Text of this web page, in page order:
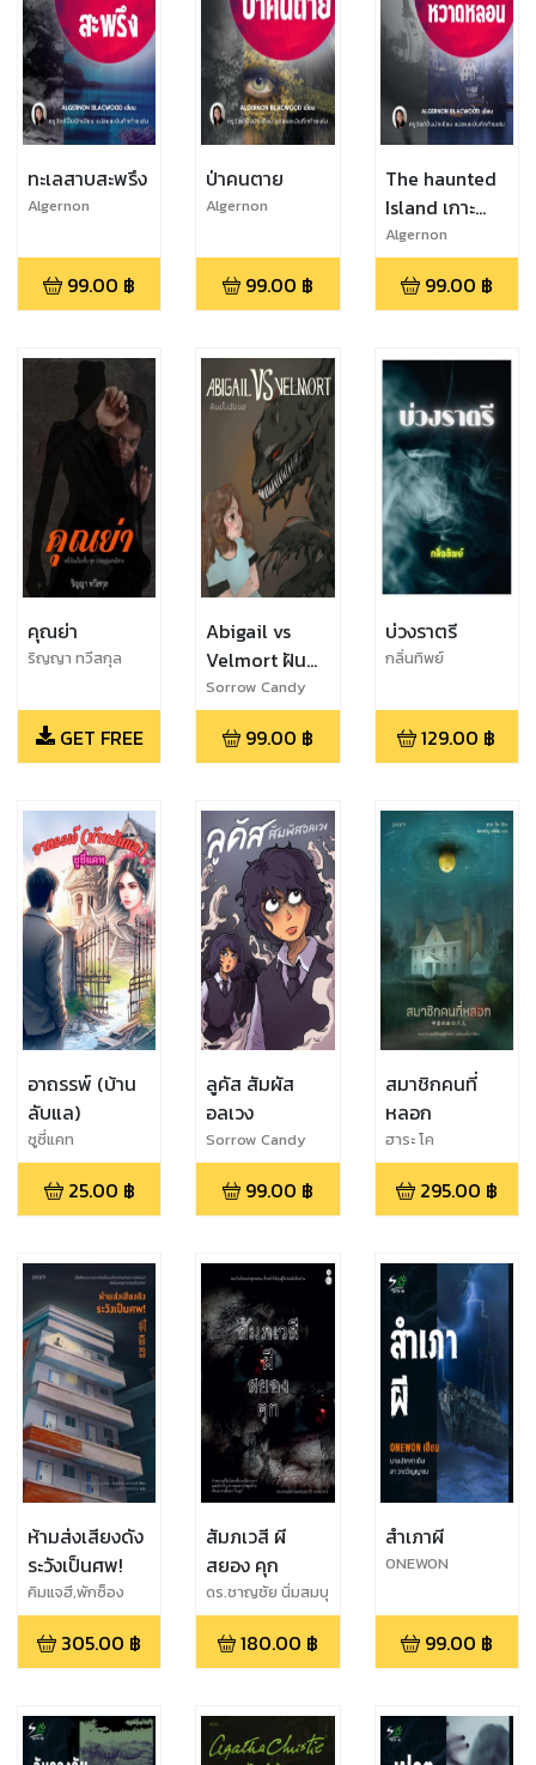
ทะเลสาบสะพรึง
Algernon
99.00 ฿
ป่าคนตาย
Algernon
99.00 ฿
The haunted
Island เกาะ
หวาดหลอน
(วรรณกรรมน้ำ
เอก)
Algernon
Blackwood
99.00 ฿
คุณย่า
ริญญา ทวีสกุล
GET FREE
Abigail vs
Velmort ฝัน
นั้นฉันขอ
Sorrow Candy
99.00 ฿
บ่วงราตรี
กลิ่นทิพย์
129.00 ฿
อาถรรพ์ (บ้าน
ลับแล)
ซูซี่แคท
25.00 ฿
ลูคัส สัมผัส
อลเวง
Sorrow Candy
99.00 ฿
สมาชิกคนที่
หลอก
ฮาระ โค
295.00 ฿
ห้ามส่งเสียงดัง
ระวังเป็นศพ!
คิมแจฮี,พักซ็อง
ชิน,ยุนจาย็อง,ยังซู
รย็อน305.00 ฿
สัมภเวสี ผี
สยอง คุก
ดร.ชาญชัย นิ่มสมบุ
รณ์
180.00 ฿
สำเภาผี
ONEWON
99.00 ฿